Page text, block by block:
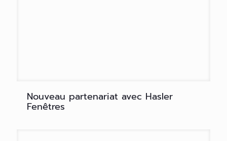
Nouveau partenariat avec Hasler
Fenêtres